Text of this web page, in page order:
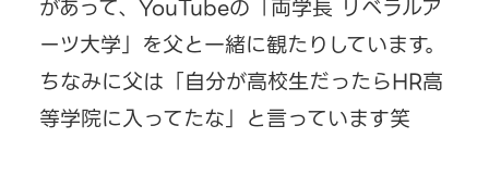
があって、YouTubeの「両学長 リベラルア
ーツ大学」を父と一緒に観たりしています。
ちなみに父は「自分が高校生だったらHR高
等学院に入ってたな」と言っています笑